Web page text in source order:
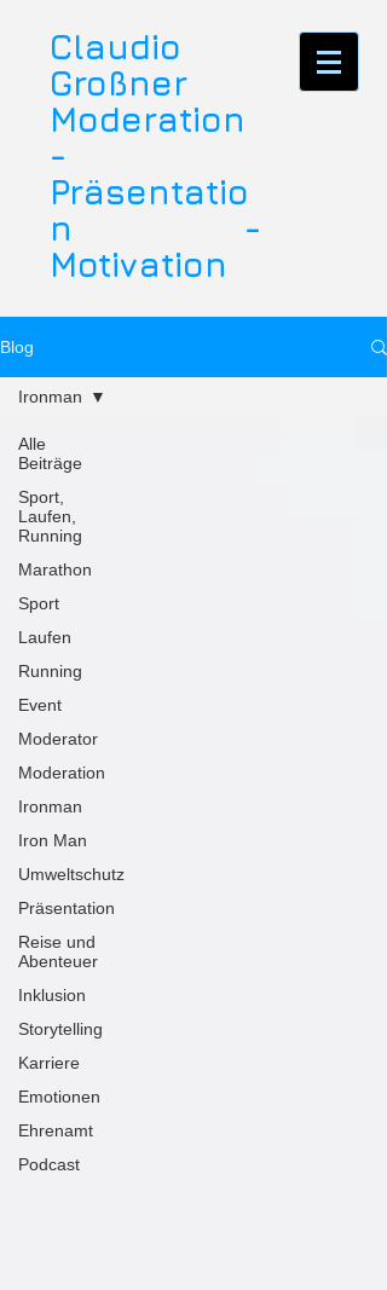
Claudio
Großner
Moderation
-
Präsentatio
n -
Motivation
Blog
Alle
Beiträge
Sport,
Laufen,
Running
Marathon
Sport
Laufen
Running
Event
Moderator
Moderation
Ironman
Iron Man
Umweltschutz
Präsentation
Reise und
Abenteuer
Inklusion
Storytelling
Karriere
Emotionen
Ehrenamt
Podcast
Ironman